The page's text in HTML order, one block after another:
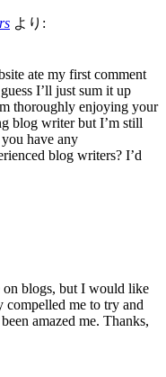
より:
ate my first comment
I’ll just sum it up
thoroughly enjoying your
blog writer but I’m still
have any
blog writers? I’d
blogs, but I would like
compelled me to try and
amazed me. Thanks,